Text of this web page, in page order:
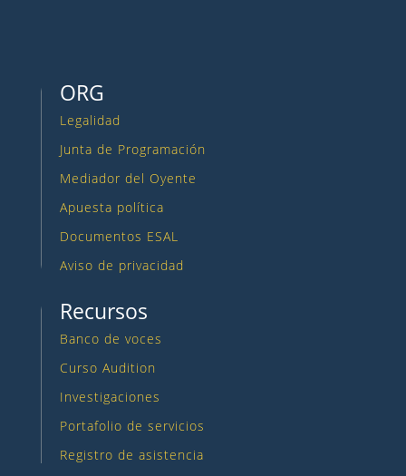
ORG
Legalidad
Junta de Programación
Mediador del Oyente
Apuesta política
Documentos ESAL
Aviso de privacidad
Recursos
Banco de voces
Curso Audition
Investigaciones
Portafolio de servicios
Registro de asistencia